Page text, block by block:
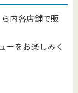
内各店舗で販
ーをお楽しみく